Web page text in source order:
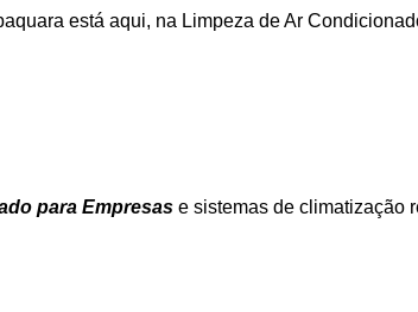
está aqui, na Limpeza de Ar
para Empresas e sistemas de climatização